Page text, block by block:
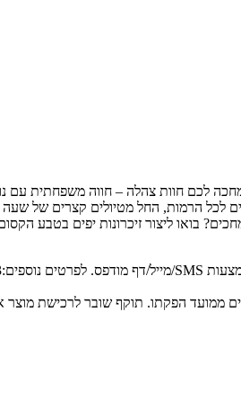
לכם חוות צהלה – חווה משפחתית עם
לכל הרמות, החל מטיולים קצרים של שעה
בואו ליצור זיכרונות יפים בטבע